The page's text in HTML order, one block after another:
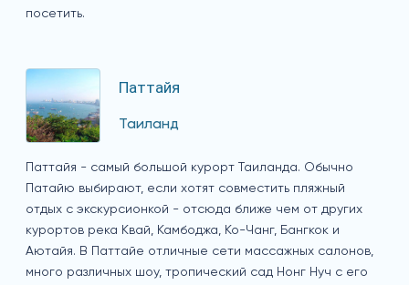
посетить.
Паттайя
Таиланд
Паттайя - самый большой курорт Таиланда. Обычно
Патайю выбирают, если хотят совместить пляжный
отдых с экскурсионкой - отсюда ближе чем от других
курортов река Квай, Камбоджа, Ко-Чанг, Бангкок и
Аютайя. В Паттайе отличные сети массажных салонов,
много различных шоу, тропический сад Нонг Нуч с его